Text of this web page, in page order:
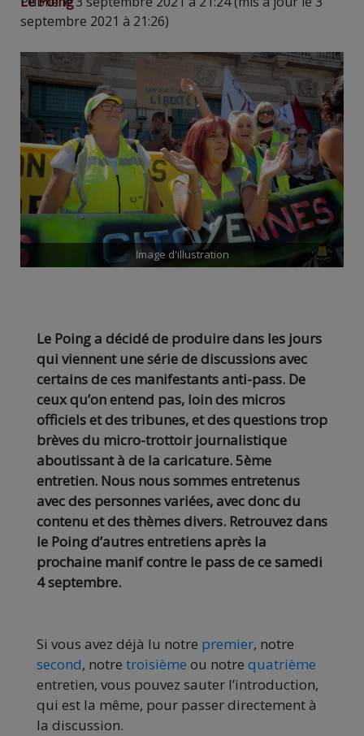
septembre 2021 à 21:26)
Image d'illustration
Le Poing a décidé de produire dans les jours
qui viennent une série de discussions avec
certains de ces manifestants anti-pass. De
ceux qu’on entend pas, loin des micros
officiels et des tribunes, et des questions trop
brèves du micro-trottoir journalistique
aboutissant à de la caricature. 5ème
entretien. Nous nous sommes entretenus
avec des personnes variées, avec donc du
contenu et des thèmes divers. Retrouvez dans
le Poing d’autres entretiens après la
prochaine manif contre le pass de ce samedi
4 septembre.
Si vous avez déjà lu notre premier, notre
second, notre troisième ou notre quatrième
entretien, vous pouvez sauter l’introduction,
qui est la même, pour passer directement à
la discussion.